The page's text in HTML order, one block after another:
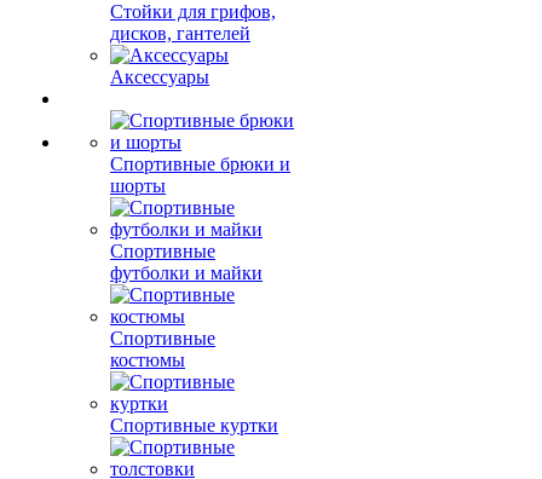
Стойки для грифов,
дисков, гантелей
Аксессуары
Спортивные брюки и
шорты
Спортивные
футболки и майки
Спортивные
костюмы
Спортивные куртки